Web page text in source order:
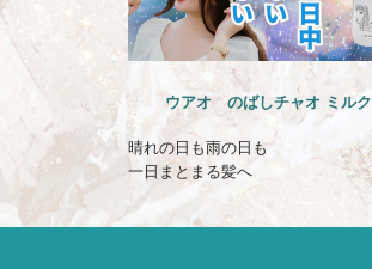
ウアオ のばしチャオ ミルク
晴れの日も雨の日も
一日まとまる髪へ